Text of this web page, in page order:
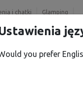
i chatki Glamping
B.you prefer